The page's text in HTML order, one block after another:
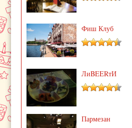
Фиш Клуб
ЛиBEERтИ
Пармезан